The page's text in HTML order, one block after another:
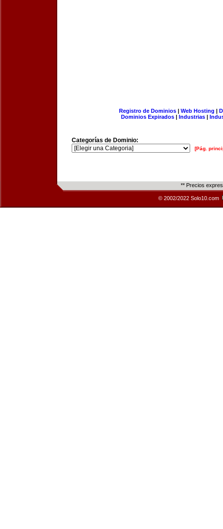
Registro de Dominios| Web Hosting |
Dominios Expirados | Industrias |
Categorías de Dominio:
[Pág.
** Precios
© 2002/2022 Solo10.com